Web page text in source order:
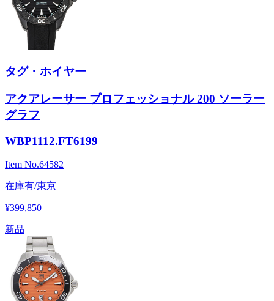
タグ・ホイヤー
アクアレーサー プロフェッショナル 200 ソーラー
グラフ
WBP1112.FT6199
Item No.64582
在庫有/東京
¥399,850
新品